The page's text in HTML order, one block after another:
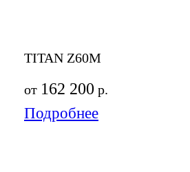
TITAN Z60M
от 162 200 р.
Подробнее